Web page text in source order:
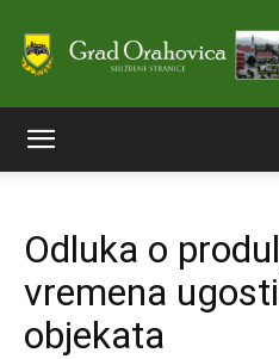
Odluka o
vremena
objekata